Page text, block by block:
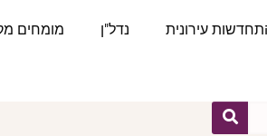
עירונית נדל"ן מומחים